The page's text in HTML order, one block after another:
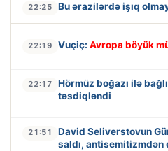
22:25 Bu ərazilərdə işıq
22:19 Vuçiç: Avropa böyük
22:17
Hörmüz boğazı ilə
təsdiqləndi
21:51
David Seliverstovun
saldı, antisemitizmdən